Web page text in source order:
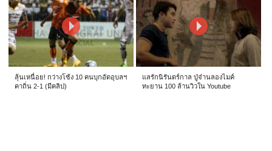
ลุ้นเหนื่อย! กว่างโซ้ง 10 คนบุกอัดอุบลฯ
คาถิ่น 2-1 (มีคลิป)
แลรักนิรันดร์กาล ปู่จ๋านลองไมค์
ทะยาน 100 ล้านวิวใน Youtube